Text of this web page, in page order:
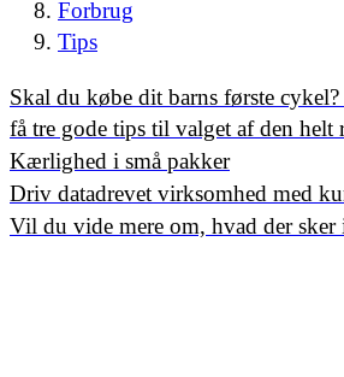
Forbrug
Tips
Skal du købe dit barns første
få tre gode tips til valget af den helt
Kærlighed i små pakker
Driv datadrevet virksomhed med
Vil du vide mere om, hvad der